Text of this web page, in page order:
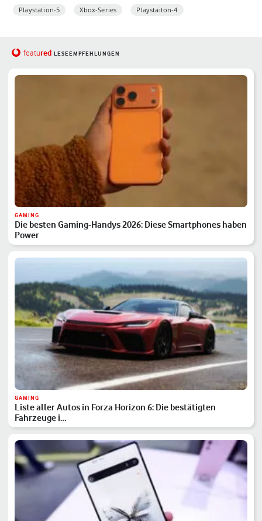
Playstation-5 Xbox-Series Playstaiton-4
featured LESEEMPFEHLUNGEN
GAMING
Die besten Gaming-Handys 2026: Diese Smartphones haben
Power
GAMING
Liste aller Autos in Forza Horizon 6: Die bestätigten
Fahrzeuge i…